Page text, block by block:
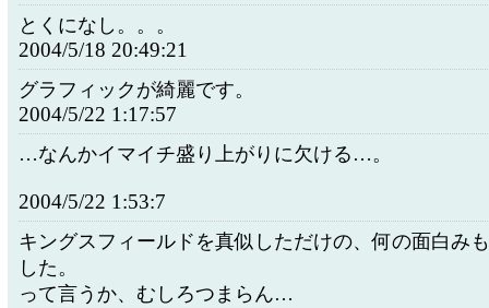
とくになし。。。
2004/5/18 20:49:21
グラフィックが綺麗です。
2004/5/22 1:17:57
…なんかイマイチ盛り上がりに欠ける…。
2004/5/22 1:53:7
キングスフィールドを真似しただけの、何の面白み
した。
って言うか、むしろつまらん…